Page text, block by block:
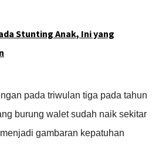
Stunting Anak, Ini yang
pada triwulan tiga pada tahun
burung walet sudah naik sekitar
gambaran kepatuhan